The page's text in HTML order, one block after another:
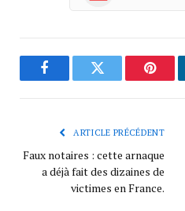
FacebookTwitter
ARTICLE PRÉCÉDENT
Faux notaires : cette arnaque
a déjà fait des dizaines de
victimes en France.